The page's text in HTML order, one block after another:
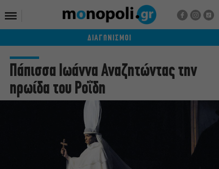
ΔΙΑΓΩΝΙΣΜΟΙ
Πάπισσα Ιωάννα Αναζητώντας την
ηρωίδα του Ροΐδη